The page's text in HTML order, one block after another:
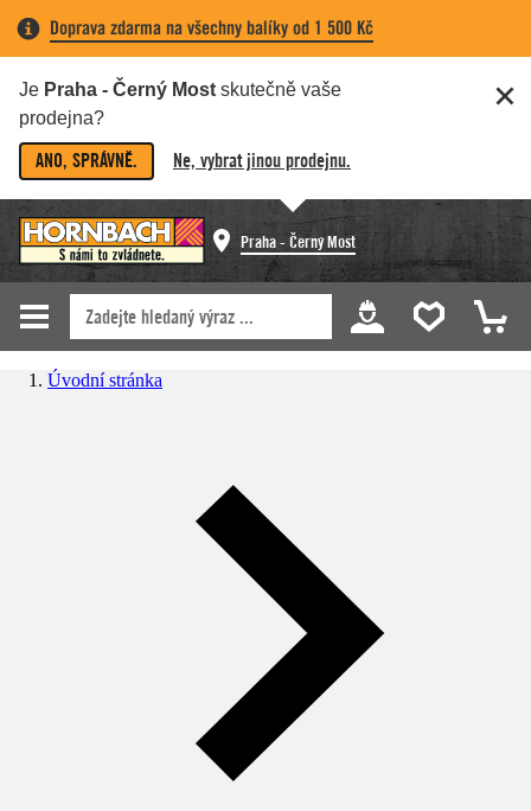
Doprava zdarma na všechny balíky od 1 500 Kč
Je Praha - Černý Most skutečně vaše
prodejna?
ANO, SPRÁVNĚ. Ne, vybrat jinou prodejnu.
Praha - Černý Most
Úvodní stránka